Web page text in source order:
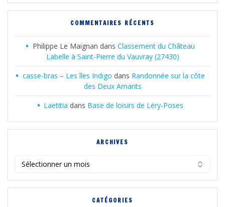
COMMENTAIRES RÉCENTS
Philippe Le Maignan dans Classement du Château
Labelle à Saint-Pierre du Vauvray (27430)
casse-bras – Les îles Indigo dans Randonnée sur la côte
des Deux Amants
Laetitia dans Base de loisirs de Léry-Poses
ARCHIVES
CATÉGORIES